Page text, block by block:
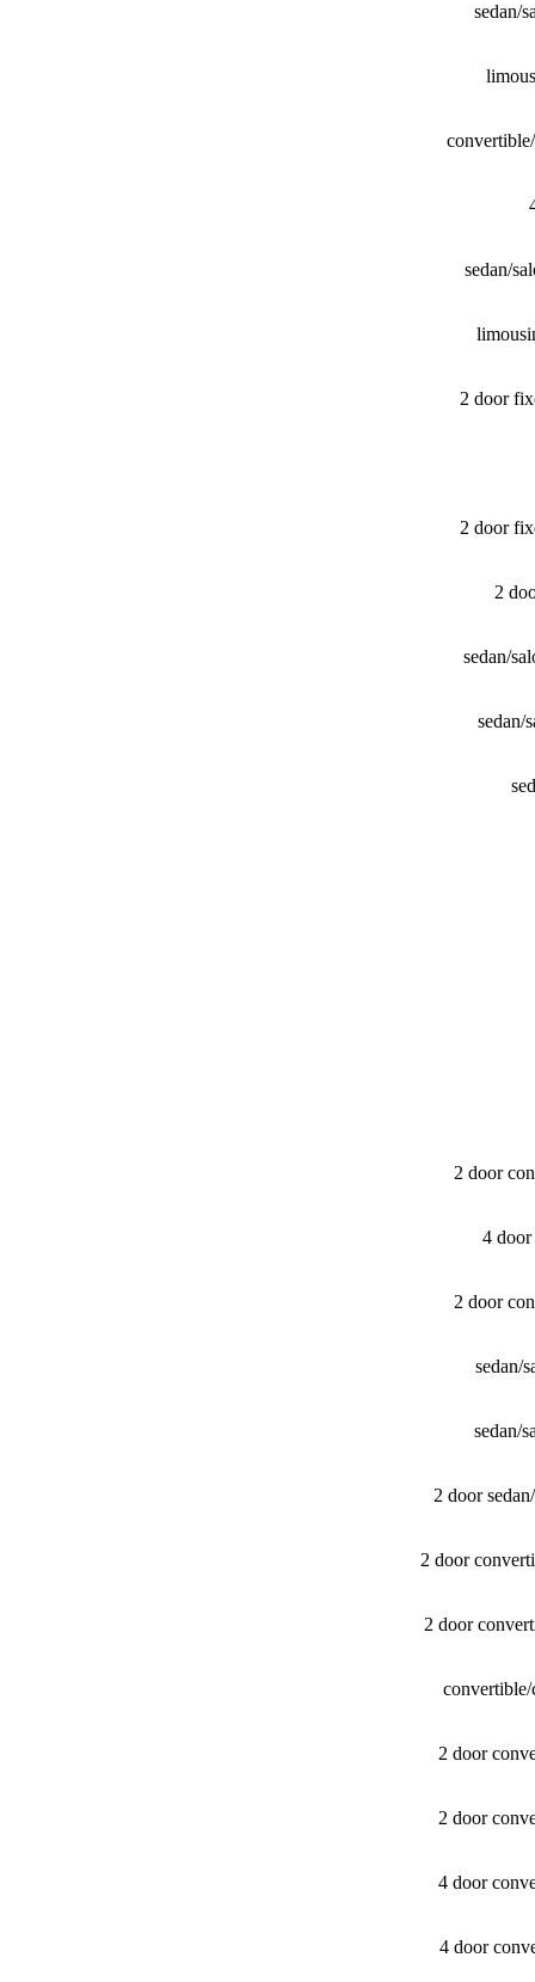
sedan/​
sedan/​
2 door
2 door
2
sedan/​
sedan/​
2 door
4
2 door
sedan/​
sedan/​
2 door
2 door
2 door
2 door
2 door
4 door
4 door